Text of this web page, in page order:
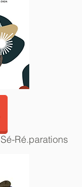
Ré.parations